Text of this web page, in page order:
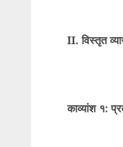
II. विस्तृत
काव्यांश १: